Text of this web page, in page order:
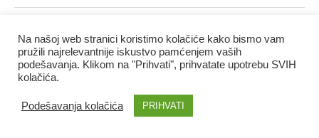
Novi brojevi
Politika i društvo
Posle 5
Na našoj web stranici koristimo kolačiće kako bismo vam
pružili najrelevantnije iskustvo pamćenjem vaših
podešavanja. Klikom na "Prihvati", prihvatate upotrebu SVIH
kolačića.
Podešavanja kolačića PRIHVATI